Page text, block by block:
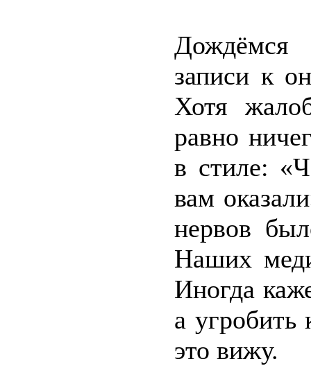
Дождёмся
записи к
Хотя
равно
в стиле:
вам
нервов
Наших
Иногда
а
это вижу.